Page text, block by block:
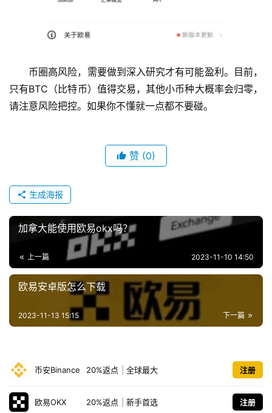
币圈高风险，需要做到深入研究才有可能盈利。目前，
只有BTC（比特币）值得交易，其他小币种大概率会归零，
请注意风险把控。如果你不懂就一点都不要碰。
赞 (0)
生成海报
加拿大能使用欧易okx吗？
上一篇 2023-11-10 14:50
欧易安卓版怎么下载
下一篇
2023-11-13 15:15
币安Binance 20%返点 全球最大 注册
欧易OKX 20%返点 新手首选 注册